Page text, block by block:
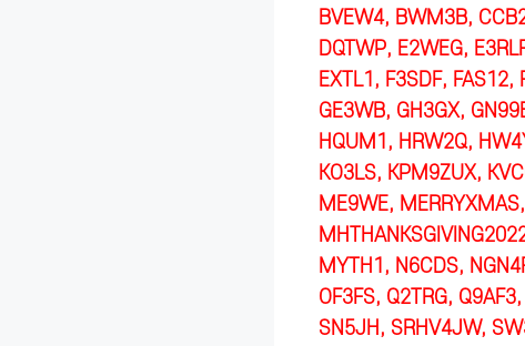
BVEW4, BWM3B,
DQTWP, E2WEG,
EXTL1, F3SDF, FAS12,
GE3WB, GH3GX,
HQUM1, HRW2Q,
KO3LS, KPM9ZUX,
ME9WE,
MYTH1, N6CDS,
OF3FS, Q2TRG,
SN5JH, SRHV4JW,